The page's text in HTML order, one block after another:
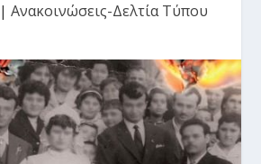
| Ανακοινώσεις-Δελτία Τύπου